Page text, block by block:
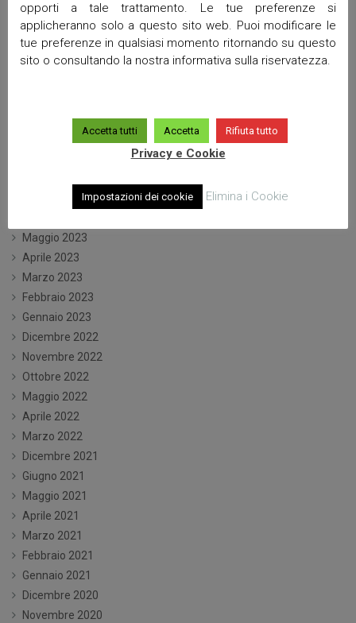
Luglio 2024
Giugno 2024
Maggio 2024
Gennaio 2024
Dicembre 2023
Maggio 2023
Aprile 2023
Marzo 2023
Febbraio 2023
Gennaio 2023
Dicembre 2022
Novembre 2022
Ottobre 2022
Maggio 2022
Aprile 2022
Marzo 2022
Dicembre 2021
Giugno 2021
Maggio 2021
Aprile 2021
Marzo 2021
Febbraio 2021
Gennaio 2021
Dicembre 2020
Novembre 2020
opporti a tale trattamento. Le tue preferenze si
applicheranno solo a questo sito web. Puoi modificare le
tue preferenze in qualsiasi momento ritornando su questo
sito o consultando la nostra informativa sulla riservatezza.
Accetta tutti Accetta Rifiuta tutto
Privacy e Cookie
Impostazioni dei cookie Elimina i Cookie